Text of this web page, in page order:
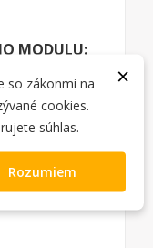
MODULU:
kategórie
textu
od ktorých sa
×
so zákonmi na
cookies.
súhlas.
Rozumiem